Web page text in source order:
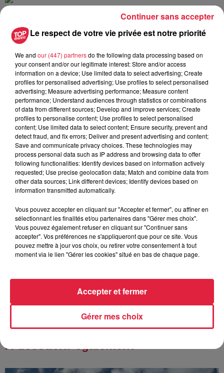
Publié : 18 juin 2021 à 8h00 - Modifié : 8 novembre 2021 à
12h14 Céline Rinckel
A lire aussi
5 août 2026
Europa-Park : des précisons sur
l’après Euro-Mir
4 août 2026
Vélos d'occasion en Alsace : les
meilleures adresses pour rouler à...
4 août 2026
Bischheim : disparition d’une
À découvrir également
Le respect de votre vie privée est notre priorité
We and our (447) partnersdo the following data processing based on
your consent and/or our legitimate interest: Store and/or access
information on a device; Use limited data to select advertising; Create
profiles for personalised advertising; Use profiles to select personalised
advertising; Measure advertising performance; Measure content
performance; Understand audiences through statistics or combinations
of data from different sources; Develop and improve services; Create
profiles to personalise content; Use profiles to select personalised
content; Use limited data to select content; Ensure security, prevent and
detect fraud, and fix errors; Deliver and present advertising and content;
Save and communicate privacy choices. These technologies may
process personal data such as IP address and browsing data to offer
following functionalities: Identify devices based on information actively
requested; Use precise geolocation data; Match and combine data from
other data sources; Link different devices; Identify devices based on
information transmitted automatically.
Vous pouvez accepter en cliquant sur "Accepter et fermer", ou affiner en
sélectionnant les finalités et/ou partenaires dans "Gérer mes choix".
Vous pouvez également refuser en cliquant sur "Continuer sans
accepter". Vos préférences ne s'appliqueront que pour ce site. Vous
pouvez mettre à jour vos choix, ou retirer votre consentement à tout
moment via le lien "Gérer les cookies" situé en bas de chaque page.
Gérer mes choix
Accepter et fermer
Continuer sans accepter